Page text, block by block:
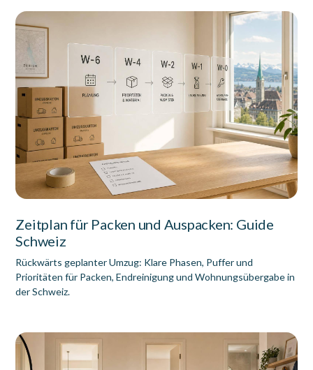
Zeitplan für Packen und Auspacken: Guide
Schweiz
Rückwärts geplanter Umzug: Klare Phasen, Puffer und
Prioritäten für Packen, Endreinigung und Wohnungsübergabe in
der Schweiz.